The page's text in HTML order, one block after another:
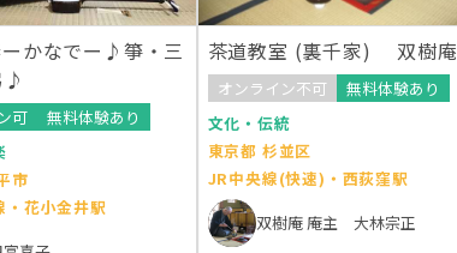
かなでー♪箏・三
♪
可
無料体験あり
市
・花小金井駅
茶道教室 (裏千家) 双樹庵
オンライン不可
無料体験あり
文化・伝統
東京都 杉並区
JR中央線(快速)・西荻窪駅
双樹庵 庵主 大林宗正